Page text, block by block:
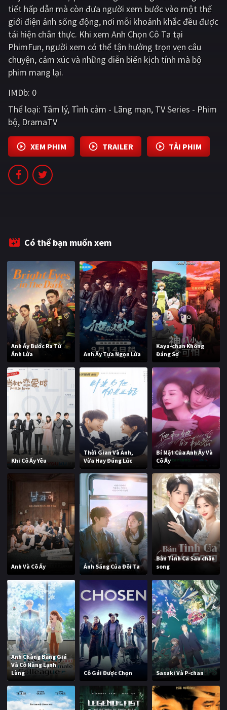
Ấn Độ Việt Nam
Tổng hợp
CẬP NHẬT
PHIM MỚI
PHIM BỘ
PHIM LẺ
PHIM CHIẾU RẠP
TUYỂN TẬP PHIM
tiết hấp dẫn mà còn đưa người xem bước vào một thế
giới điện ảnh sống động, nơi mỗi khoảnh khắc đều được
tái hiện chân thực. Khi xem Anh Chọn Cô Ta tại
PhimFun, người xem có thể tận hưởng trọn vẹn câu
chuyện, cảm xúc và những diễn biến kịch tính mà bộ
phim mang lại.
IMDb: 0
Thể loại: Tâm lý Tình cảm - Lãng mạn TV Series - Phim
bộ DramaTV
XEM PHIM TRAILER TẢI PHIM
Có thể bạn muốn xem
Anh Ấy Bước Ra Từ
Ánh Lửa
Anh Ấy Tựa Ngọn Lửa
Kaya-chan Không
Đáng Sợ
Khi Cô Ấy Yêu
Thời Gian Và Anh,
Vừa Hay Đúng Lúc
Bí Mật Của Anh Ấy Và
Cô Ấy
Anh Và Cô Ấy Ánh Sáng Của Đôi Ta
Bản Tình Ca Sau chấn
song
Anh Chàng Băng Giá
Và Cô Nàng Lạnh
Lùng
Cô Gái Được Chọn Sasaki Và P-chan